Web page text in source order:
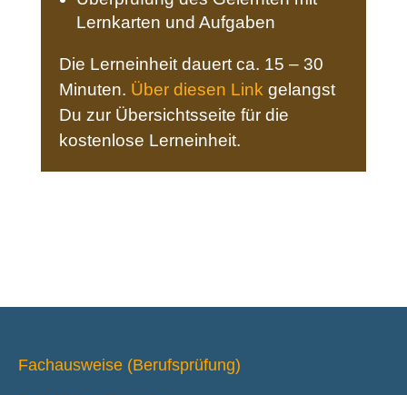
Lernkarten und Aufgaben
Die Lerneinheit dauert ca. 15 – 30
Minuten. Über diesen Link gelangst
Du zur Übersichtsseite für die
kostenlose Lerneinheit.
Fachausweise (Berufsprüfung)